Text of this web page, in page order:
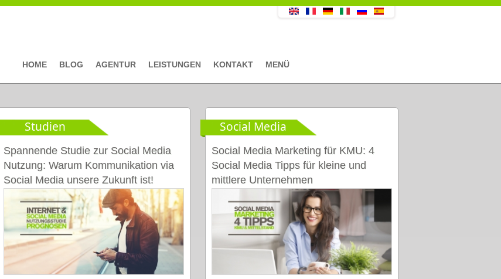
HOME BLOG AGENTUR LEISTUNGEN KONTAKT MENÜ
Studien
Spannende Studie zur Social Media
Nutzung: Warum Kommunikation via
Social Media unsere Zukunft ist!
Social Media
Social Media Marketing für KMU: 4
Social Media Tipps für kleine und
mittlere Unternehmen
Seiten